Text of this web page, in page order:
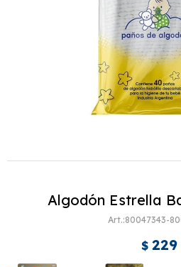
Algodón Estrella
80047343-
$ 229